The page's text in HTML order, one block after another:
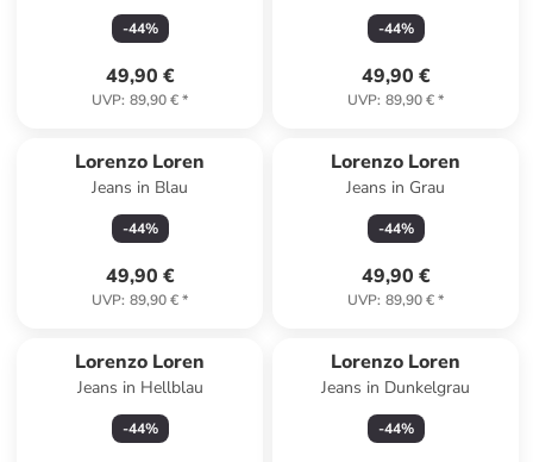
-44%
49,90 €
UVP: 89,90 €*
-44%
49,90 €
UVP: 89,90 €*
Lorenzo Loren
Jeans in Blau
-44%
49,90 €
UVP: 89,90 €*
Lorenzo Loren
Jeans in Grau
-44%
49,90 €
UVP: 89,90 €*
Lorenzo Loren
Jeans in Hellblau
-44%
Lorenzo Loren
Jeans in Dunkelgrau
-44%